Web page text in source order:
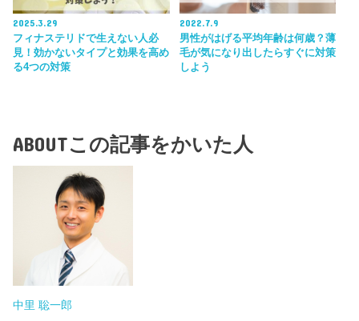
2025.3.29
フィナステリドで生えない人必
見！効かないタイプと効果を高め
る4つの対策
2022.7.9
男性がはげる平均年齢は何歳？薄
毛が気になり出したらすぐに対策
しよう
ABOUTこの記事をかいた人
中里 聡一郎